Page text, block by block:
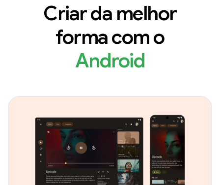
Criar da melhor
forma com o
Android